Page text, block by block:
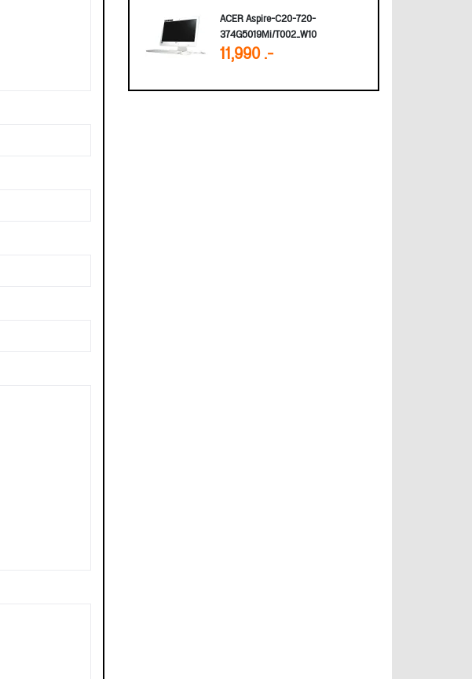
ACER Aspire-C20-720-
374G5019Mi/T002_W10
11,990 .-